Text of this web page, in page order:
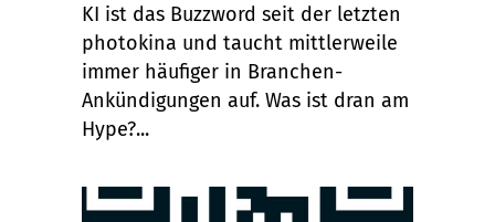
KI ist das Buzzword seit der letzten
photokina und taucht mittlerweile
immer häufiger in Branchen-
Ankündigungen auf. Was ist dran am
Hype?...